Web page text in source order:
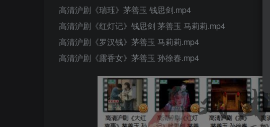
高清沪剧《瑞珏》茅善玉 钱思剑.mp4
高清沪剧《红灯记》钱思剑 茅善玉 马莉莉.mp4
高清沪剧《罗汉钱》茅善玉 马莉莉.mp4
高清沪剧《露香女》茅善玉 孙徐春.mp4